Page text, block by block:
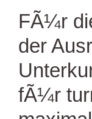
FÃ¼r
der
fÃ¼r